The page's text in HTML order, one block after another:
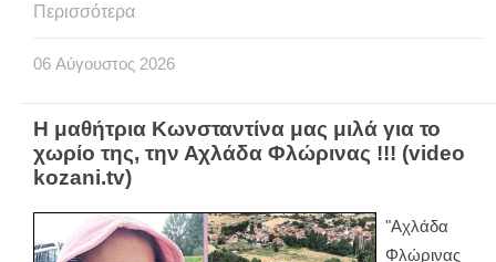
Περισσότερα
06 Αύγουστος 2026
Η μαθήτρια Κωνσταντίνα μας μιλά για το
χωρίο της, την Αχλάδα Φλώρινας !!! (video
kozani.tv)
"Αχλάδα
Φλώρινας